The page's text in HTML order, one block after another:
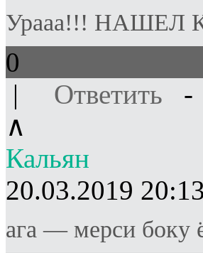
Урааа!!! НАШЕЛ
0
|
Ответить -
∧
Кальян
20.03.2019 20:13
ага — мерси боку